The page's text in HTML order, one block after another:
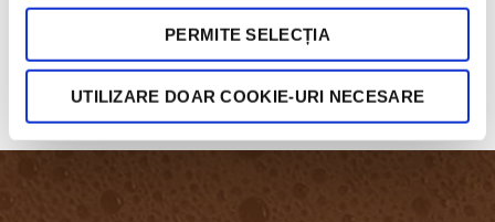
PERMITE SELECȚIA
UTILIZARE DOAR COOKIE-URI NECESARE
Ne poti contacta prin email, social media sau la telefon. Tu